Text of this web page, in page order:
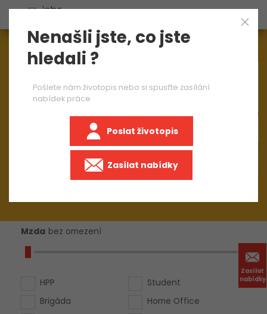
Zasílat
nabídky
Aktuálně1545nabídek práce
Mzda bez omezení
HPP
Brigáda
Student
Home Office
Nenašli jste, co jste
hledali ?
Pošlete nám životopis nebo si spusťte zasílání
nabídek práce
Poslat životopis
Zasílat nabídky